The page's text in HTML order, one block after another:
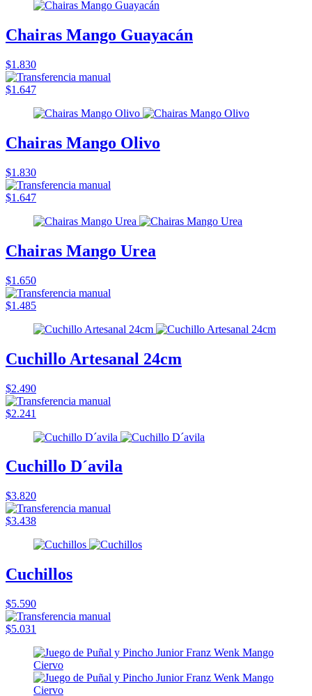
Chairas Mango Guayacán
$1.830
$1.647
Chairas Mango Olivo
$1.830
$1.647
Chairas Mango Urea
$1.650
$1.485
Cuchillo Artesanal 24cm
$2.490
$2.241
Cuchillo D´avila
$3.820
$3.438
Cuchillos
$5.590
$5.031